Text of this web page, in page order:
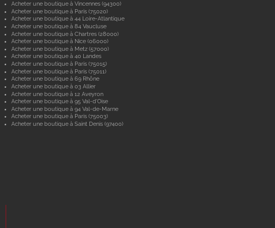
Acheter une boutique à Vincennes (94300)
Acheter une boutique à Paris (75020)
Acheter une boutique à 44 Loire-Atlantique
Acheter une boutique à 84 Vaucluse
Acheter une boutique à Chartres (28000)
Acheter une boutique à Nice (06000)
Acheter une boutique à Metz (57000)
Acheter une boutique à 40 Landes
Acheter une boutique à Paris (75015)
Acheter une boutique à Paris (75011)
Acheter une boutique à 69 Rhône
Acheter une boutique à 03 Allier
Acheter une boutique à 12 Aveyron
Acheter une boutique à 95 Val-d'Oise
Acheter une boutique à 94 Val-de-Marne
Acheter une boutique à Paris (75003)
Acheter une boutique à Saint Denis (97400)